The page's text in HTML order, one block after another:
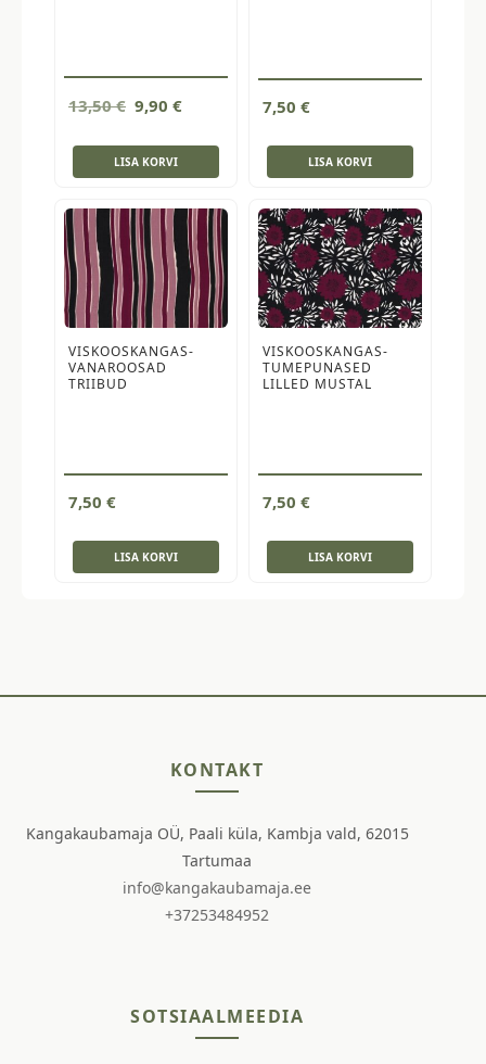
13,50€ Algne
oli:
13,50 €.
9,90 €Current
is:
LISA KORVI
7,50 €
LISA KORVI
VISKOOSKANGAS-
VANAROOSAD
TRIIBUD
7,50 €
LISA KORVI
VISKOOSKANGAS-
TUMEPUNASED
LILLED MUSTAL
7,50 €
LISA KORVI
KONTAKT
Kangakaubamaja OÜ, Paali küla, Kambja vald, 62015
Tartumaa
info@kangakaubamaja.ee
+37253484952
SOTSIAALMEEDIA